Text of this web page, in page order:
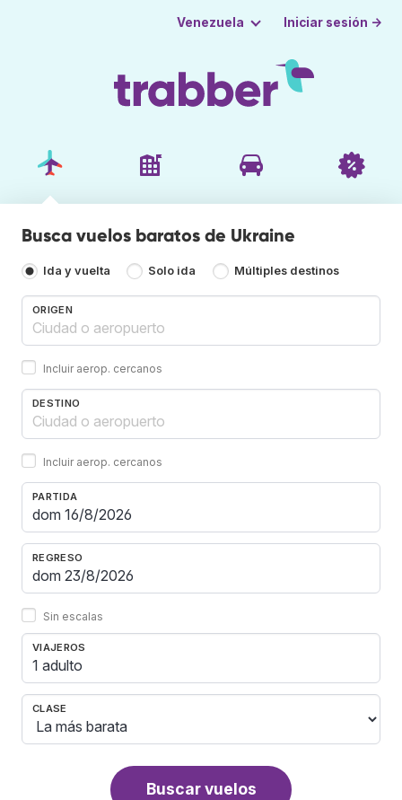
Venezuela Iniciar sesión →
Busca vuelos baratos de Ukraine
Ida y vuelta Solo ida Múltiples destinos
ORIGEN
Incluir aerop. cercanos
DESTINO
Incluir aerop. cercanos
PARTIDA
REGRESO
Sin escalas
VIAJEROS
1 adulto
CLASE
Buscar vuelos